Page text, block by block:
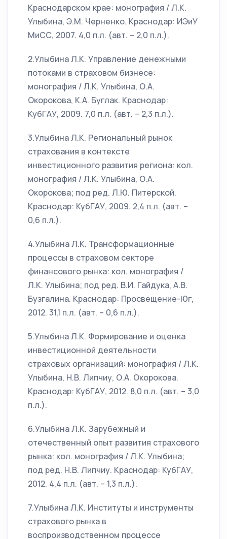
Краснодарском крае: монография / Л.К.
Улыбина, Э.М. Черненко. Краснодар: ИЭиУ
МиСС, 2007. 4,0 п.л. (авт. – 2,0 п.л.).
2.Улыбина Л.К. Управление денежными
потоками в страховом бизнесе:
монография / Л.К. Улыбина, О.А.
Окорокова, К.А. Буглак. Краснодар:
КубГАУ, 2009. 7,0 п.л. (авт. – 2,3 п.л.).
3.Улыбина Л.К. Региональный рынок
страхования в контексте
инвестиционного развития региона: кол.
монография / Л.К. Улыбина, О.А.
Окорокова; под ред. Л.Ю. Питерской.
Краснодар: КубГАУ, 2009. 2,4 п.л. (авт. –
0,6 п.л.).
4.Улыбина Л.К. Трансформационные
процессы в страховом секторе
финансового рынка: кол. монография /
Л.К. Улыбина; под ред. В.И. Гайдука, А.В.
Бузгалина. Краснодар: Просвещение-Юг,
2012. 31,1 п.л. (авт. – 0,6 п.л.).
5.Улыбина Л.К. Формирование и оценка
инвестиционной деятельности
страховых организаций: монография / Л.К.
Улыбина, Н.В. Липчиу, О.А. Окорокова.
Краснодар: КубГАУ, 2012. 8,0 п.л. (авт. – 3,0
п.л.).
6.Улыбина Л.К. Зарубежный и
отечественный опыт развития страхового
рынка: кол. монография / Л.К. Улыбина;
под ред. Н.В. Липчиу. Краснодар: КубГАУ,
2012. 4,4 п.л. (авт. – 1,3 п.л.).
7.Улыбина Л.К. Институты и инструменты
страхового рынка в
воспроизводственном процессе